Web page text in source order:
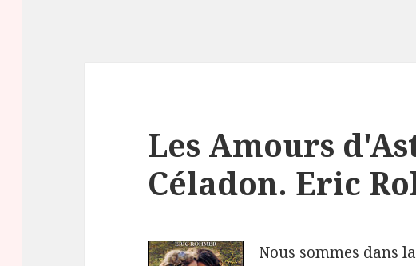
Les Amours
Céladon. Eric
Nous sommes dans